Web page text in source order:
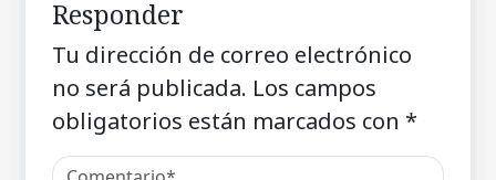
Responder
Tu dirección de correo electrónico
no será publicada. Los campos
obligatorios están marcados con *